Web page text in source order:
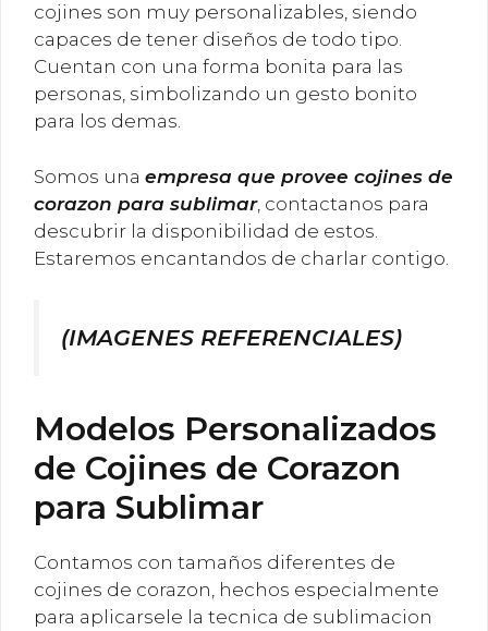
cojines son muy personalizables, siendo
capaces de tener diseños de todo tipo.
Cuentan con una forma bonita para las
personas, simbolizando un gesto bonito
para los demas.
Somos una empresa que provee cojines de
corazon para sublimar, contactanos para
descubrir la disponibilidad de estos.
Estaremos encantandos de charlar contigo.
(IMAGENES REFERENCIALES)
Modelos Personalizados
de Cojines de Corazon
para Sublimar
Contamos con tamaños diferentes de
cojines de corazon, hechos especialmente
para aplicarsele la tecnica de sublimacion